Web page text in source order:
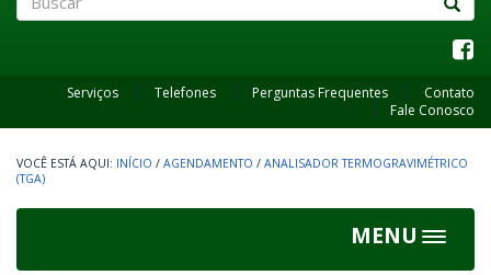
Serviços Telefones Perguntas Frequentes
Contato
Fale Conosco
INÍCIO / AGENDAMENTO / ANALISADOR TERMOGRAVIMÉTRICO
(TGA)
MENU
Toggle